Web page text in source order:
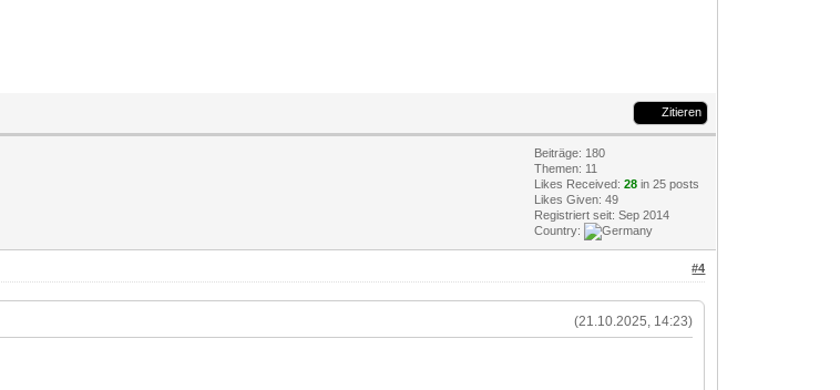
Zitieren
Beiträge: 180
Themen: 11
Likes Received:28 in 25 posts
Likes Given: 49
Registriert seit: Sep 2014
Country:
#4
(21.10.2025, 14:23)